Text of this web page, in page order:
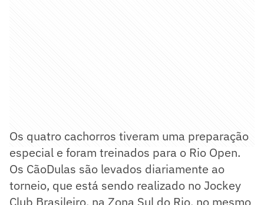
Os quatro cachorros tiveram uma preparação
especial e foram treinados para o Rio Open.
Os CãoDulas são levados diariamente ao
torneio, que está sendo realizado no Jockey
Club Brasileiro, na Zona Sul do Rio, no mesmo